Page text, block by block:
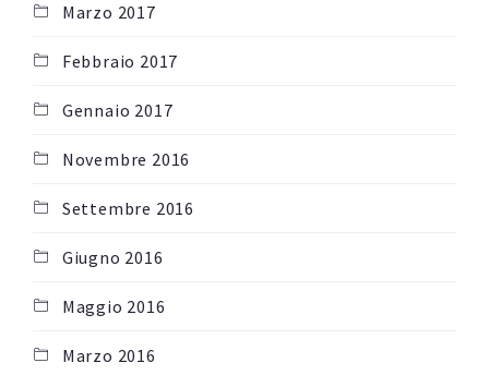
Marzo 2017
Febbraio 2017
Gennaio 2017
Novembre 2016
Settembre 2016
Giugno 2016
Maggio 2016
Marzo 2016